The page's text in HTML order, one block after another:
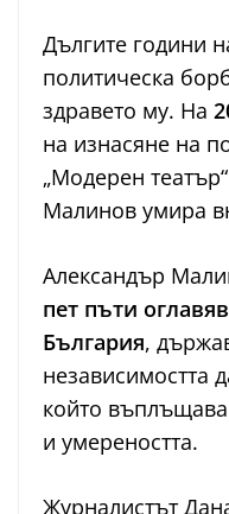
Дългите години
политическа
здравето му. На
на изнасяне на
„Модерен
Малинов умира
Александър
пет пъти
България,
независимостта
който
и умереността.
Журналистът